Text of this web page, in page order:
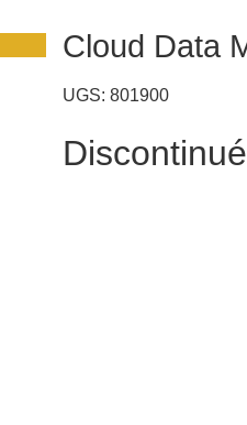
Cloud Data
UGS: 801900
Discontinué